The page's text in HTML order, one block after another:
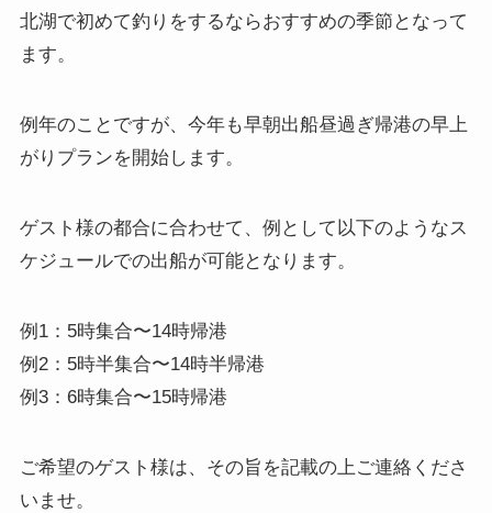
北湖で初めて釣りをするならおすすめの季節となって
ます。
例年のことですが、今年も早朝出船昼過ぎ帰港の早上
がりプランを開始します。
ゲスト様の都合に合わせて、例として以下のようなス
ケジュールでの出船が可能となります。
例1：5時集合〜14時帰港
例2：5時半集合〜14時半帰港
例3：6時集合〜15時帰港
ご希望のゲスト様は、その旨を記載の上ご連絡くださ
いませ。